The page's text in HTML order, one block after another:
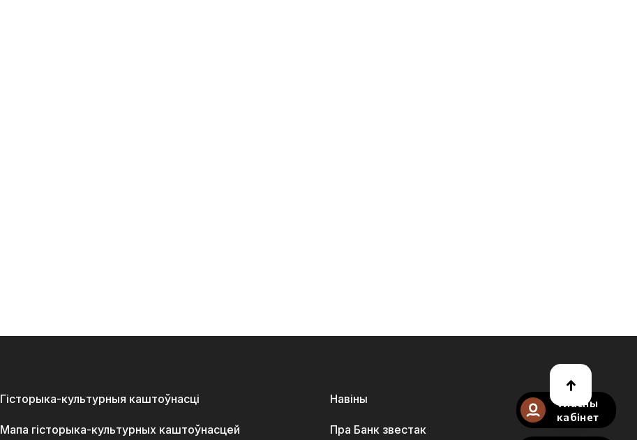
Гісторыка-культурныя каштоўнасці
Мапа гісторыка-культурных каштоўнасцей
Навіны
Пра Банк звестак
Уласны
кабінет